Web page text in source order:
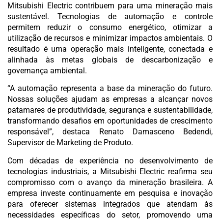
Mitsubishi Electric contribuem para uma mineração mais
sustentável. Tecnologias de automação e controle
permitem reduzir o consumo energético, otimizar a
utilização de recursos e minimizar impactos ambientais. O
resultado é uma operação mais inteligente, conectada e
alinhada às metas globais de descarbonização e
governança ambiental.
“A automação representa a base da mineração do futuro.
Nossas soluções ajudam as empresas a alcançar novos
patamares de produtividade, segurança e sustentabilidade,
transformando desafios em oportunidades de crescimento
responsável”, destaca Renato Damasceno Bedendi,
Supervisor de Marketing de Produto.
Com décadas de experiência no desenvolvimento de
tecnologias industriais, a Mitsubishi Electric reafirma seu
compromisso com o avanço da mineração brasileira. A
empresa investe continuamente em pesquisa e inovação
para oferecer sistemas integrados que atendam às
necessidades específicas do setor, promovendo uma